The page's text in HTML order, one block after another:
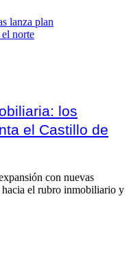
los
el Castillo de
con nuevas
el rubro inmobiliario y